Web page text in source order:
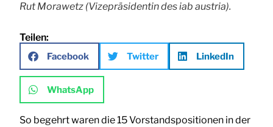
Rut Morawetz (Vizepräsidentin des iab austria).
Teilen:
Facebook Twitter LinkedIn
WhatsApp
So begehrt waren die 15 Vorstandspositionen in der